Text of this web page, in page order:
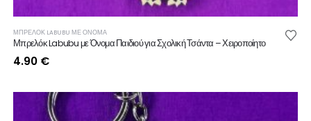
ΜΠΡΕΛΟΚ LABUBU ΜΕ ΟΝΟΜΑ
Μπρελόκ Labubu με Όνομα Παιδιού για Σχολική Τσάντα – Χειροποίητο
4.90 €